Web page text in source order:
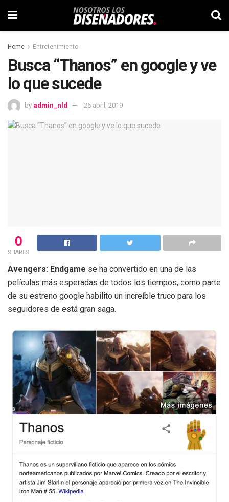
Home Entretenimiento
Busca “Thanos” en google y ve
lo que sucede
by admin_nld 26 abril, 2019
0
SHARES
Avengers: Endgame se ha convertido en una de las
películas más esperadas de todos los tiempos, como parte
de su estreno google habilito un increíble truco para los
seguidores de está gran saga.